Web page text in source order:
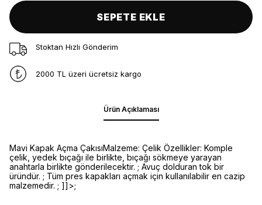
SEPETE EKLE
Stoktan Hızlı Gönderim
2000 TL üzeri ücretsiz kargo
Ürün Açıklaması
Mavi Kapak Açma ÇakısıMalzeme: Çelik Özellikler: Komple
çelik, yedek bıçağı ile birlikte, bıçağı sökmeye yarayan
anahtarla birlikte gönderilecektir. ; Avuç dolduran tok bir
üründür. ; Tüm pres kapakları açmak için kullanılabilir en cazip
malzemedir. ; ]]>;